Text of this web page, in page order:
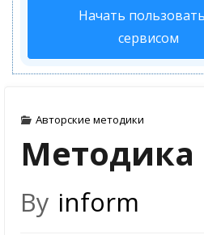
Начать
сервисом
Авторские методики
Методика
By inform